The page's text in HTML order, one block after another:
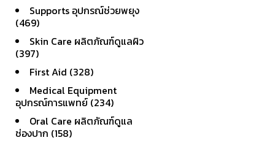
Supports อุปกรณ์ช่วยพยุง
(469)
Skin Care ผลิตภัณฑ์ดูแลผิว
(397)
First Aid (328)
Medical Equipment
อุปกรณ์การแพทย์ (234)
Oral Care ผลิตภัณฑ์ดูแล
ช่องปาก (158)